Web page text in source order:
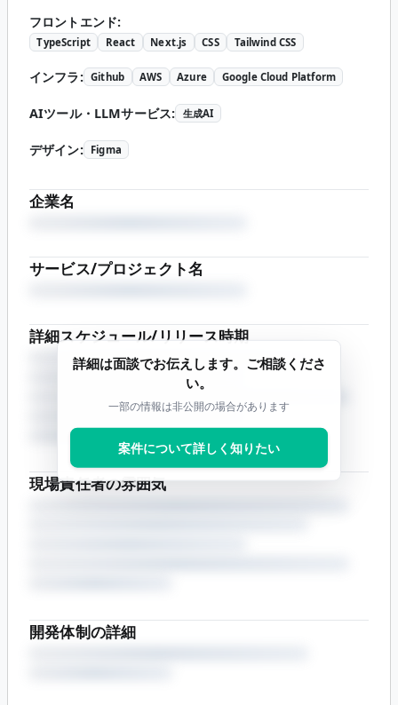
フロントエンド:
TypeScript React Next.js CSS Tailwind CSS
インフラ: Github AWS Azure Google Cloud Platform
AIツール・LLMサービス: 生成AI
デザイン: Figma
企業名
サービス/プロジェクト名
詳細スケジュール/リリース時期
現場責任者の雰囲気
開発体制の詳細
詳細は面談でお伝えします。ご相談くださ
い。
一部の情報は非公開の場合があります
案件について詳しく知りたい